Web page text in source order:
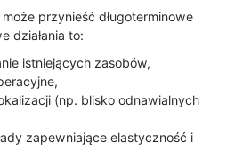
przynieść długoterminowe
działania to:
istniejących zasobów,
(np. blisko odnawialnych
zapewniające elastyczność i